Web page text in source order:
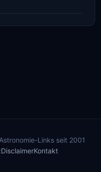
Links seit 2001
DisclaimerKontakt